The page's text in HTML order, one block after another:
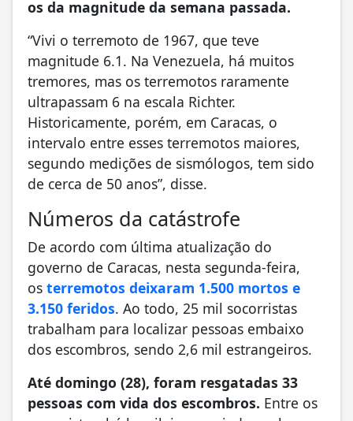
os da magnitude da semana passada.
“Vivi o terremoto de 1967, que teve
magnitude 6.1. Na Venezuela, há muitos
tremores, mas os terremotos raramente
ultrapassam 6 na escala Richter.
Historicamente, porém, em Caracas, o
intervalo entre esses terremotos maiores,
segundo medições de sismólogos, tem sido
de cerca de 50 anos”, disse.
Números da catástrofe
De acordo com última atualização do
governo de Caracas, nesta segunda-feira,
os terremotos deixaram 1.500 mortos e
3.150 feridos. Ao todo, 25 mil socorristas
trabalham para localizar pessoas embaixo
dos escombros, sendo 2,6 mil estrangeiros.
Até domingo (28), foram resgatadas 33
pessoas com vida dos escombros. Entre os